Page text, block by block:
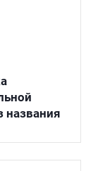
названия